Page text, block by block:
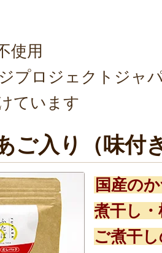
使用
プロジェクトジャ
ています
ご入り（味付
国産の
煮干し
ご煮干